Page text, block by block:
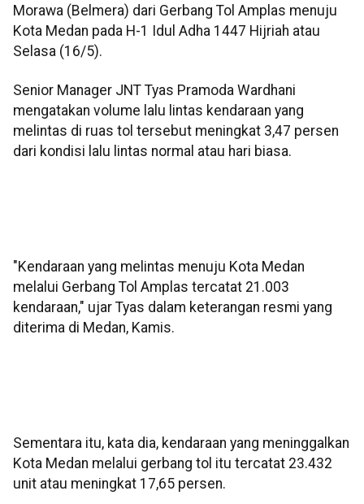
Morawa (Belmera) dari Gerbang Tol Amplas menuju
Kota Medan pada H-1 Idul Adha 1447 Hijriah atau
Selasa (16/5).
Senior Manager JNT Tyas Pramoda Wardhani
mengatakan volume lalu lintas kendaraan yang
melintas di ruas tol tersebut meningkat 3,47 persen
dari kondisi lalu lintas normal atau hari biasa.
"Kendaraan yang melintas menuju Kota Medan
melalui Gerbang Tol Amplas tercatat 21.003
kendaraan," ujar Tyas dalam keterangan resmi yang
diterima di Medan, Kamis.
Sementara itu, kata dia, kendaraan yang meninggalkan
Kota Medan melalui gerbang tol itu tercatat 23.432
unit atau meningkat 17,65 persen.